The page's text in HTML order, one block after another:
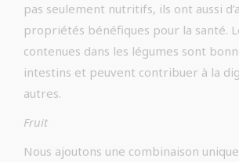
pas seulement nutritifs, ils ont aussi
propriétés bénéfiques pour la santé.
contenues dans les légumes sont
intestins et peuvent contribuer à la
autres.
Fruit
Nous ajoutons une combinaison